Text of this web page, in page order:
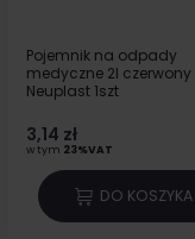
Pojemnik na odpady
medyczne 2l czerwony
Neuplast 1szt
3,14 zł
w tym 23%VAT
DO KOSZYKA